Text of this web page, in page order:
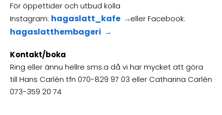
För öppettider och utbud kolla
Instagram: hagaslatt_kafe eller Facebook:
hagaslatthembageri
Kontakt/boka
Ring eller ännu hellre sms:a då vi har mycket att göra
till Hans Carlén tfn 070-829 97 03 eller Catharina Carlén
073-359 20 74